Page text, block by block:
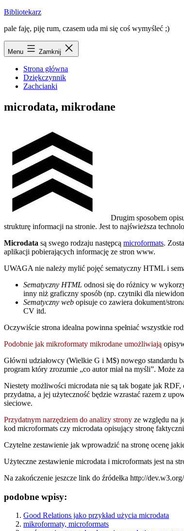
Przejdź
treści
Bibliotekarz
pale faję, piję rum, czasem uda mi się coś wymyśleć ;)
Menu Zamknij
Strona główna
Dziękczynnik
Zachcianki
microdata, mikrodane
Drugim sposobem
strukturę informacji na stronie. Jest to najświeższa
Microdata są swego rodzaju następcą microformats.
aplikacji pobierających informację ze stron www.
UWAGA nie należy mylić pojęć sematyczny HTML i
Sematyczny HTML odnosi się do różnicy w
inny niż graficzny sposób (np. czytniki dla
Sematyczny web opisuje co zawiera dokument/
CV itd.
Oczywiście strona idealna powinna spełniać wszystkie
Podobnie jak mikroformaty mikrodane umożliwiają
Główni udziałowcy (Wielkie G i M$) nowego standardu
program który zrozumie „co autor miał na myśli”. Może
Niestety możliwości microdata nie są tak bogate jak
przydatna, a jej użyteczność będzie wzrastać razem z
sieciowe.
Przydatnym narzędziem do analizy strony ze względu na
kod microformats czy microdata opisujący stronę
Czytelne zestawienie jak wprowadzić na stronę ocenę
Użyteczne zestawienie microdata i microformats jest na
Na zakończenie jeszcze link do źródełka http://
podobne wpisy:
Good Relations jako przykład użycia microdata
mikroformaty, microformats